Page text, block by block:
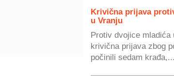
Krivična prijava
u Vranju
Protiv dvojice mladića
krivična prijava zbog
počinili sedam krađa,...